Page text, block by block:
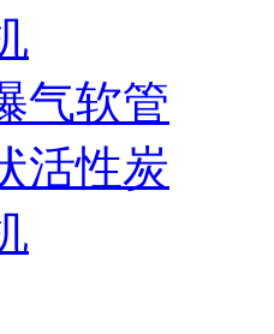
气软管
活性炭